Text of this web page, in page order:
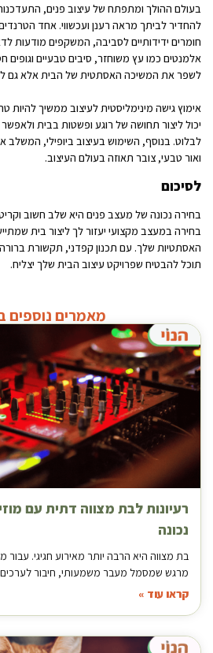
בעולם ההולך ומתפתח של עיצוב פנים,
להחדיר לביתך מראה רענן ועכשווי. אחד
חומרים ידידותיים לסביבה, המשקפים מודעות
אלמנטים כמו עץ משוחזר, סיבים טבעיים וגופים
לשפר את המשיכה האסתטית של הבית אלא גם
אימוץ גישה מינימליסטית לעיצוב ממשיך להיות
יכול ליצור תחושה של רוגע ופשטות בבית ולאפשר
לבלוט. בנוסף, השימוש בעיצוב ביופילי, המשלב
ואור טבעי, צובר תאוזה בעולם העיצוב.
לסיכום
בחירה נכונה של מעצב פנים היא שלב חשוב
בחירה במעצב מקצועי יעזור לך ליצור בית
האסתטיות שלך. עם תכנון קפדני, תקשורת
תוכל להבטיח שפרויקט עיצוב הבית שלך יצליח.
מאמרים נוספים
רעיונות לבת מצווה דתית עם
נכונה
בת מצווה היא הרבה יותר מאירוע חגיגי.
מרגש שמסמל מעבר משמעותי, חיבור
קראו עוד »